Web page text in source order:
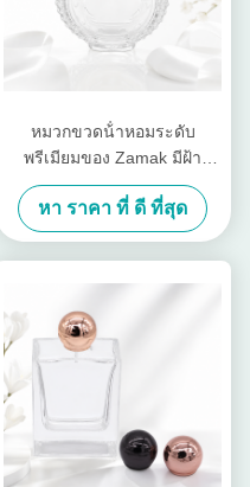
หมวกขวดน้ําหอมระดับ
พรีเมียมของ Zamak มีฝ้า
กระปุกทองแดงทองแดง, ปิดกัน
อากาศ, และการออกแบบ CNC
หา ราคา ที่ ดี ที่สุด